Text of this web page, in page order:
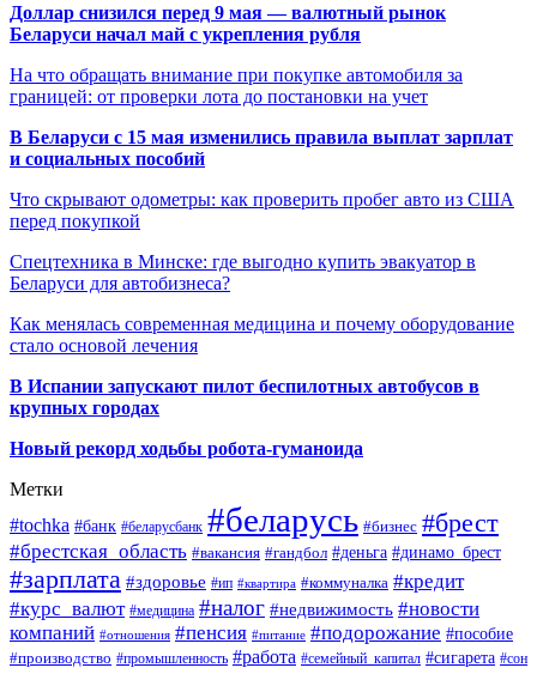
Доллар снизился перед 9 мая — валютный рынок
Беларуси начал май с укрепления рубля
На что обращать внимание при покупке автомобиля за
границей: от проверки лота до постановки на учет
В Беларуси с 15 мая изменились правила выплат зарплат
и социальных пособий
Что скрывают одометры: как проверить пробег авто из США
перед покупкой
Спецтехника в Минске: где выгодно купить эвакуатор в
Беларуси для автобизнеса?
Как менялась современная медицина и почему оборудование
стало основой лечения
В Испании запускают пилот беспилотных автобусов в
крупных городах
Новый рекорд ходьбы робота-гуманоида
Метки
#tochka #банк #беларусбанк #беларусь #бизнес #брест
#брестская_область #вакансия #гандбол #деньга #динамо_брест
#зарплата #здоровье #ип #квартира #коммуналка #кредит
#курс_валют #медицина #налог #недвижимость #новости
компаний #отношения #пенсия #питание #подорожание #пособие
#производство #промышленность #работа #семейный_капитал #сигарета #сон